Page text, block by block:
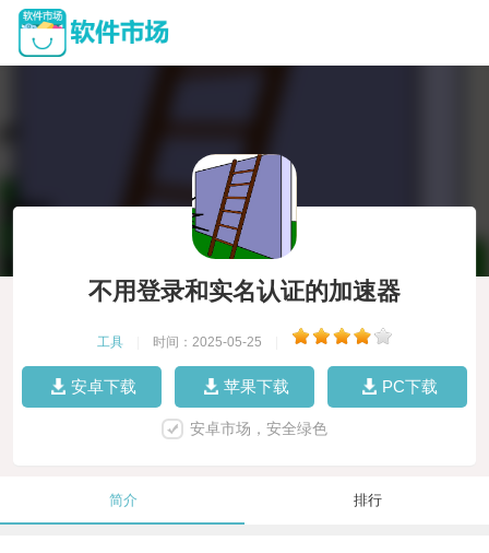
不用登录和实名认证的加速器
工具 时间：2025-05-25
安卓下载 苹果下载 PC下载
安卓市场，安全绿色
简介 排行